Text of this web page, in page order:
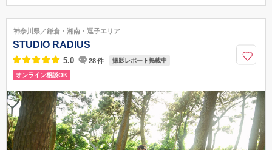
大阪府大阪市中央区南船場3-9-15 御堂筋武田ビル8F（クチュールナオコ
心斎橋店内）
地下鉄御堂筋線「心斎橋駅」北10番出口より徒歩3分
神奈川県／鎌倉・湘南・逗子エリア
STUDIO RADIUS
5.0 28件 撮影レポート掲載中
オンライン相談OK